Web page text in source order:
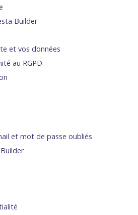
Builder
et vos données
au RGPD
et mot de passe oubliés